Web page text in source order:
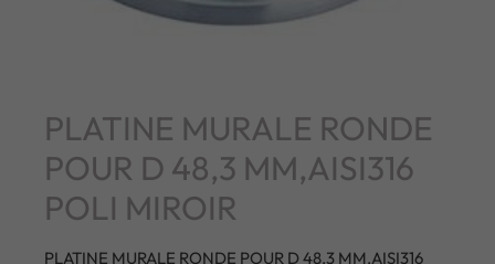
PLATINE MURALE RONDE
POUR D 48,3 MM,AISI316
POLI MIROIR
PLATINE MURALE RONDE POUR D 48,3 MM,AISI316